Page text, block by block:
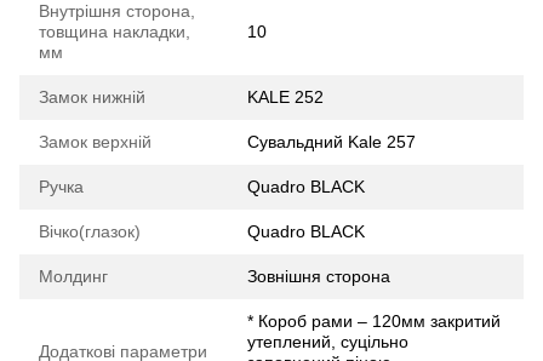
Внутрішня сторона,
товщина накладки,
мм
10
Замок нижній KALE 252
Замок верхній Сувальдний Kale 257
Ручка Quadro BLACK
Вічко(глазок) Quadro BLACK
Молдинг Зовнішня сторона
Додаткові параметри
* Короб рами – 120мм закритий
утеплений, суцільно